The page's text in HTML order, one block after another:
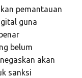
pemantauan
guna
belum
akan
sanksi